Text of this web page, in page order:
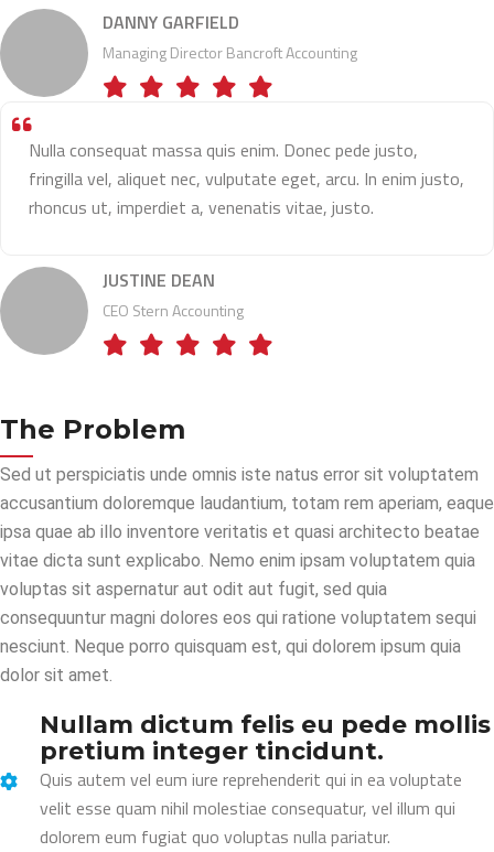
DANNY GARFIELD
Managing Director Bancroft Accounting
Nulla consequat massa quis enim. Donec pede justo,
fringilla vel, aliquet nec, vulputate eget, arcu. In enim justo,
rhoncus ut, imperdiet a, venenatis vitae, justo.
JUSTINE DEAN
CEO Stern Accounting
The Problem
Sed ut perspiciatis unde omnis iste natus error sit voluptatem
accusantium doloremque laudantium, totam rem aperiam, eaque
ipsa quae ab illo inventore veritatis et quasi architecto beatae
vitae dicta sunt explicabo. Nemo enim ipsam voluptatem quia
voluptas sit aspernatur aut odit aut fugit, sed quia
consequuntur magni dolores eos qui ratione voluptatem sequi
nesciunt. Neque porro quisquam est, qui dolorem ipsum quia
dolor sit amet.
Nullam dictum felis eu pede mollis
pretium integer tincidunt.
Quis autem vel eum iure reprehenderit qui in ea voluptate
velit esse quam nihil molestiae consequatur, vel illum qui
dolorem eum fugiat quo voluptas nulla pariatur.